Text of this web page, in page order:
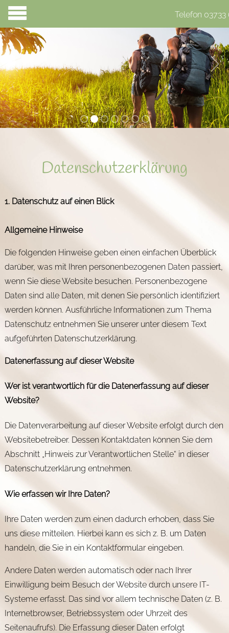
Telefon 03733
Datenschutz­erklärung
1. Datenschutz auf einen Blick
Allgemeine Hinweise
Die folgenden Hinweise geben einen einfachen Überblick
darüber, was mit Ihren personenbezogenen Daten passiert,
wenn Sie diese Website besuchen. Personenbezogene
Daten sind alle Daten, mit denen Sie persönlich identifiziert
werden können. Ausführliche Informationen zum Thema
Datenschutz entnehmen Sie unserer unter diesem Text
aufgeführten Datenschutzerklärung.
Datenerfassung auf dieser Website
Wer ist verantwortlich für die Datenerfassung auf dieser
Website?
Die Datenverarbeitung auf dieser Website erfolgt durch den
Websitebetreiber. Dessen Kontaktdaten können Sie dem
Abschnitt „Hinweis zur Verantwortlichen Stelle“ in dieser
Datenschutzerklärung entnehmen.
Wie erfassen wir Ihre Daten?
Ihre Daten werden zum einen dadurch erhoben, dass Sie
uns diese mitteilen. Hierbei kann es sich z. B. um Daten
handeln, die Sie in ein Kontaktformular eingeben.
Andere Daten werden automatisch oder nach Ihrer
Einwilligung beim Besuch der Website durch unsere IT-
Systeme erfasst. Das sind vor allem technische Daten (z. B.
Internetbrowser, Betriebssystem oder Uhrzeit des
Seitenaufrufs). Die Erfassung dieser Daten erfolgt